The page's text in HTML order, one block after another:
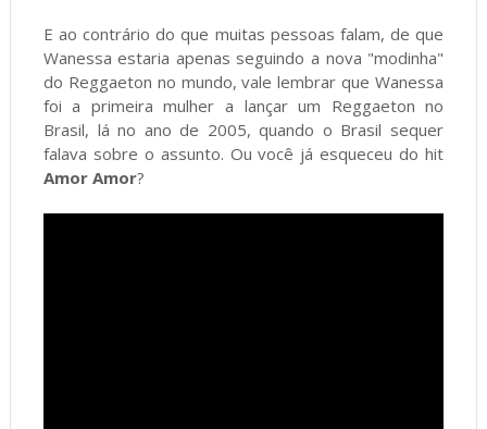
E ao contrário do que muitas pessoas falam, de que
Wanessa estaria apenas seguindo a nova "modinha"
do Reggaeton no mundo, vale lembrar que Wanessa
foi a primeira mulher a lançar um Reggaeton no
Brasil, lá no ano de 2005, quando o Brasil sequer
falava sobre o assunto. Ou você já esqueceu do hit
Amor Amor?